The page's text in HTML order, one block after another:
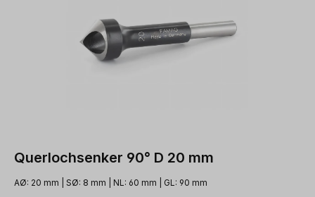
Querlochsenker 90° D 20 mm
AØ: 20 mm | SØ: 8 mm | NL: 60 mm | GL: 90 mm